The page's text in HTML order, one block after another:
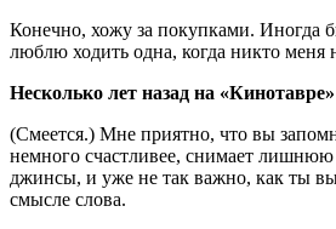
Конечно, хожу за покупками. Иногда
люблю ходить одна, когда никто меня
Несколько лет назад на
(Смеется.) Мне приятно, что вы
немного счастливее, снимает
джинсы, и уже не так важно, как ты
смысле слова.